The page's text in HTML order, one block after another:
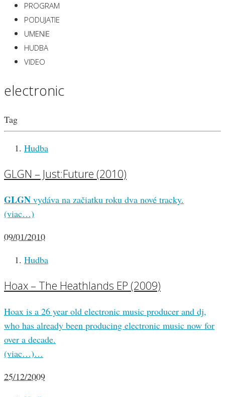
PROGRAM
PODUJATIE
UMENIE
HUDBA
VIDEO
electronic
Tag
Hudba
GLGN – Just:Future (2010)
GLGN vydáva na začiatku roku dva nové tracky.
(viac…)
09/01/2010
Hudba
Hoax – The Heathlands EP (2009)
Hoax is a 26 year old electronic music producer and dj,
who has already been producing electronic music now for
over a decade.
(viac…)…
25/12/2009